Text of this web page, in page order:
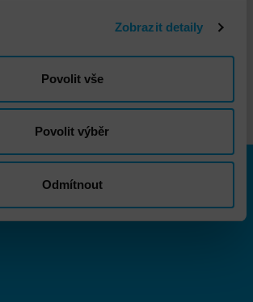
Zobrazit detaily
Povolit vše
Povolit výběr
Odmítnout